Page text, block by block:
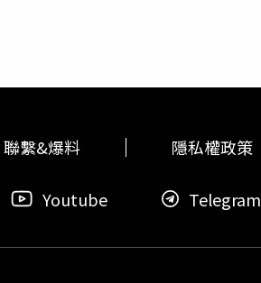
聯繫&爆料 隱私權政策
Youtube Telegram